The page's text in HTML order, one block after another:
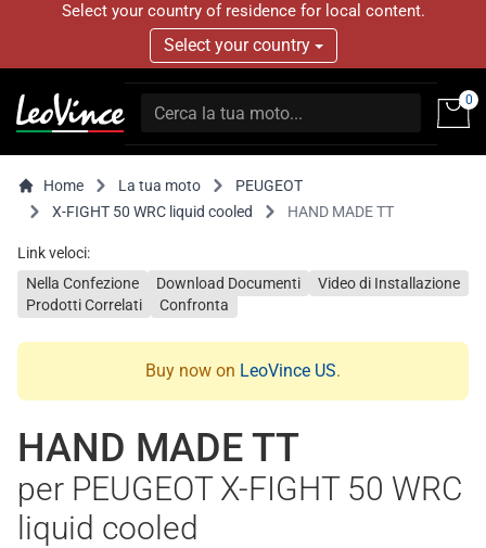
Select your country of residence for local content.
Select your country
0
Home La tua moto
PEUGEOT
X-FIGHT 50 WRC liquid cooled
HAND MADE TT
Link veloci:
Nella Confezione
Download Documenti
Video di Installazione
Prodotti Correlati
Confronta
Buy now on LeoVince US.
HAND MADE TT
per PEUGEOT X-FIGHT 50 WRC
liquid cooled